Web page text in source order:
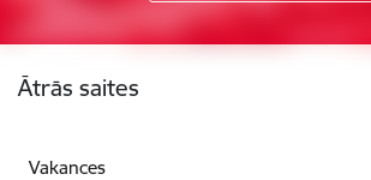
Ātrās saites
Vakances